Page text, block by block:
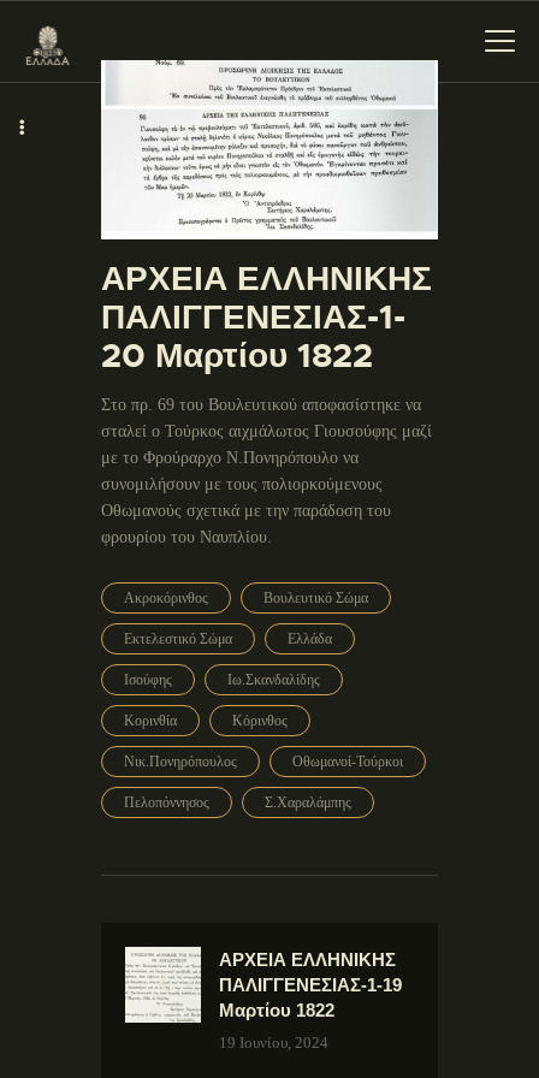
ΕΝΌΤΗΤΕΣ
ΞΥΛΌΚΑΣΤΡΟ –
ΑΡΧΕΙΑ ΕΛΛΗΝΙΚΗΣ
ΠΑΛΙΓΓΕΝΕΣΙΑΣ-1-
20 Μαρτίου 1822
Στο πρ. 69 του Βουλευτικού αποφασίστηκε να
σταλεί ο Τούρκος αιχμάλωτος Γιουσούφης μαζί
με το Φρούραρχο Ν.Πονηρόπουλο να
συνομιλήσουν με τους πολιορκούμενους
Οθωμανούς σχετικά με την παράδοση του
φρουρίου του Ναυπλίου.
Ακροκόρινθος Βουλευτικό Σώμα
Εκτελεστικό Σώμα Ελλάδα
Ισούφης Ιω.Σκανδαλίδης
Κορινθία Κόρινθος
Νικ.Πονηρόπουλος Οθωμανοί-Τούρκοι
Πελοπόννησος Σ.Χαραλάμπης
ΑΡΧΕΙΑ ΕΛΛΗΝΙΚΗΣ
ΠΑΛΙΓΓΕΝΕΣΙΑΣ-1-19
Μαρτίου 1822
19 Ιουνίου, 2024